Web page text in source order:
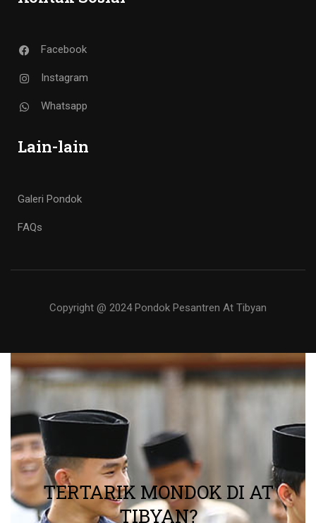
Facebook
Instagram
Whatsapp
Lain-lain
Galeri Pondok
FAQs
Copyright @ 2024 Pondok Pesantren At Tibyan
TERTARIK MONDOK DI AT
TIBYAN?